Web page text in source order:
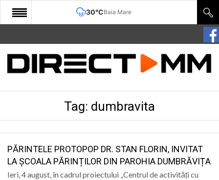
30°CBaia Mare
START
COMUNITATE
SANATATE
SPORT
Tag: dumbravita
PĂRINTELE PROTOPOP DR. STAN FLORIN, INVITAT
LA ȘCOALA PĂRINȚILOR DIN PAROHIA DUMBRĂVIȚA
Ieri, 4 august, în cadrul proiectului „Centrul de activități cu